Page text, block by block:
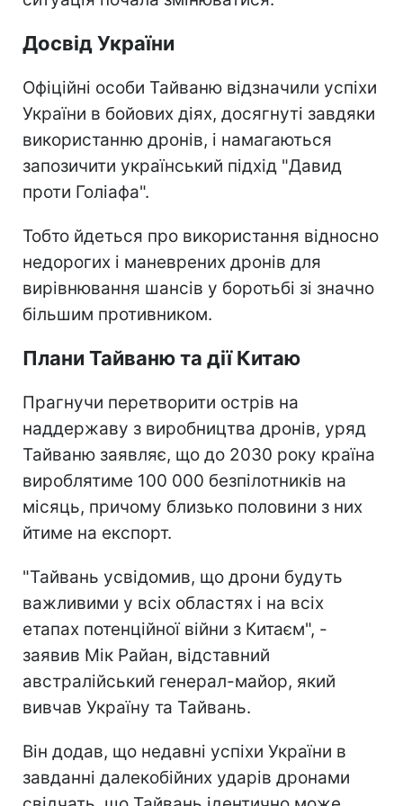
Досвід України
Офіційні особи Тайваню відзначили успіхи
України в бойових діях, досягнуті завдяки
використанню дронів, і намагаються
запозичити український підхід "Давид
проти Голіафа".
Тобто йдеться про використання відносно
недорогих і маневрених дронів для
вирівнювання шансів у боротьбі зі значно
більшим противником.
Плани Тайваню та дії Китаю
Прагнучи перетворити острів на
наддержаву з виробництва дронів, уряд
Тайваню заявляє, що до 2030 року країна
вироблятиме 100 000 безпілотників на
місяць, причому близько половини з них
йтиме на експорт.
"Тайвань усвідомив, що дрони будуть
важливими у всіх областях і на всіх
етапах потенційної війни з Китаєм", -
заявив Мік Райан, відставний
австралійський генерал-майор, який
вивчав Україну та Тайвань.
Він додав, що недавні успіхи України в
завданні далекобійних ударів дронами